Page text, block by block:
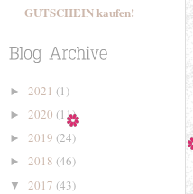
GUTSCHEIN kaufen!
► 2021 (1)
► 2020 (11)
► 2019 (24)
► 2018 (46)
▼ 2017 (43)